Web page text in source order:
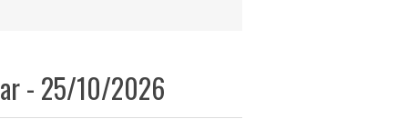
- 25/10/2026